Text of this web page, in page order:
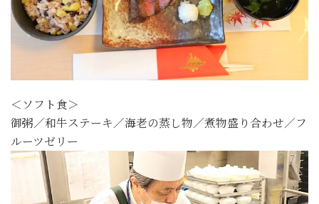
＜ソフト食＞
御粥／和牛ステーキ／海老の蒸し物／煮物盛り合わせ／フ
ルーツゼリー